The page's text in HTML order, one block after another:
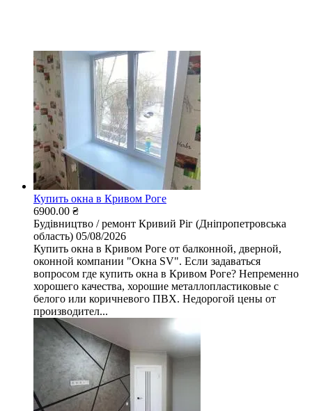
Купить окна в Кривом Роге
6900.00 ₴
Будівництво / ремонт Кривий Ріг (Дніпропетровська
область) 05/08/2026
Купить окна в Кривом Роге от балконной, дверной,
оконной компании "Окна SV". Если задаваться
вопросом где купить окна в Кривом Роге? Непременно
хорошего качества, хорошие металлопластиковые с
белого или коричневого ПВХ. Недорогой цены от
производител...